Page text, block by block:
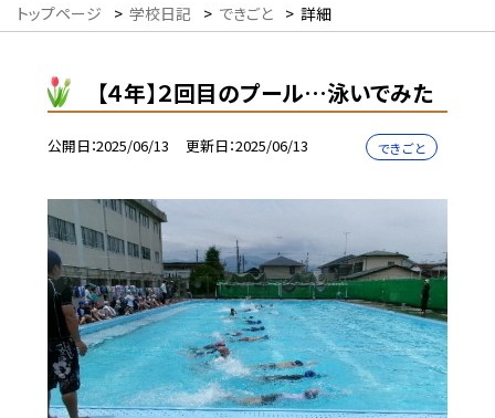
トップページ > 学校日記 > できごと > 詳細
【４年】２回目のプール…泳いでみた
公開日 2025/06/13 更新日 2025/06/13 できごと